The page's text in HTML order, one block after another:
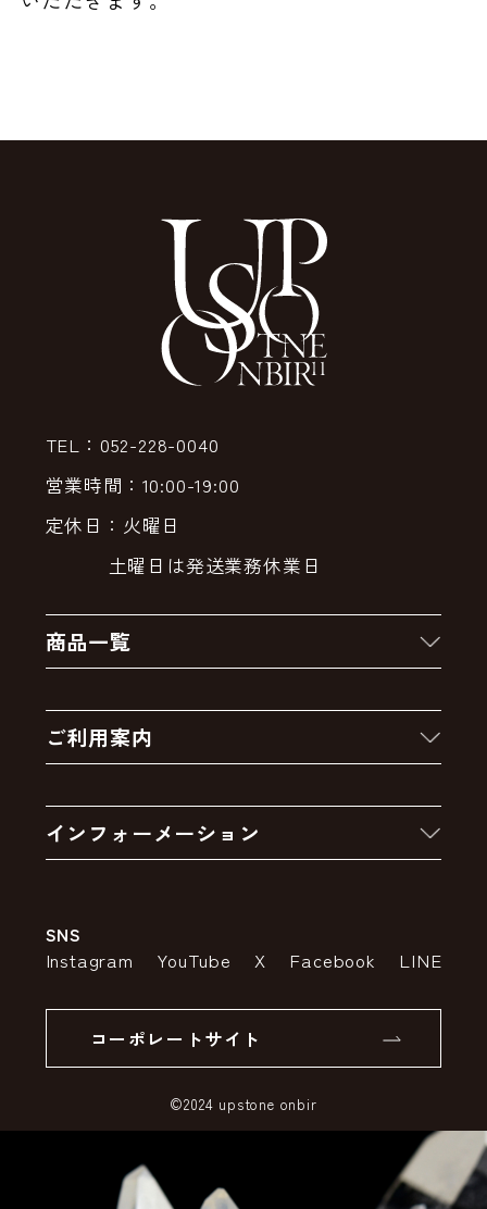
TEL：052-228-0040
営業時間：10:00-19:00
定休日：火曜日
土曜日は発送業務休業日
商品一覧
クーポン
卸販売・大量注文
アウトレットセール
ご利用案内
お支払いについて
インフォーメーション
特定商取引法の表示
SSLサーバー証明書とは
SNS
Instagram YouTube X Facebook LINE
コーポレートサイト
©2024 upstone onbir